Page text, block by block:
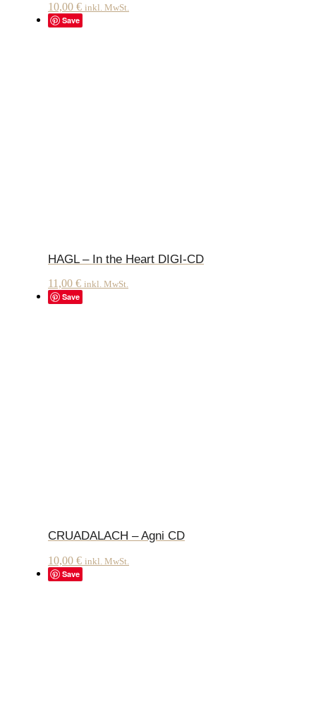
10,00 € inkl. MwSt.
Save
HAGL – In the Heart DIGI-CD
11,00 € inkl. MwSt.
Save
CRUADALACH – Agni CD
10,00 € inkl. MwSt.
Save